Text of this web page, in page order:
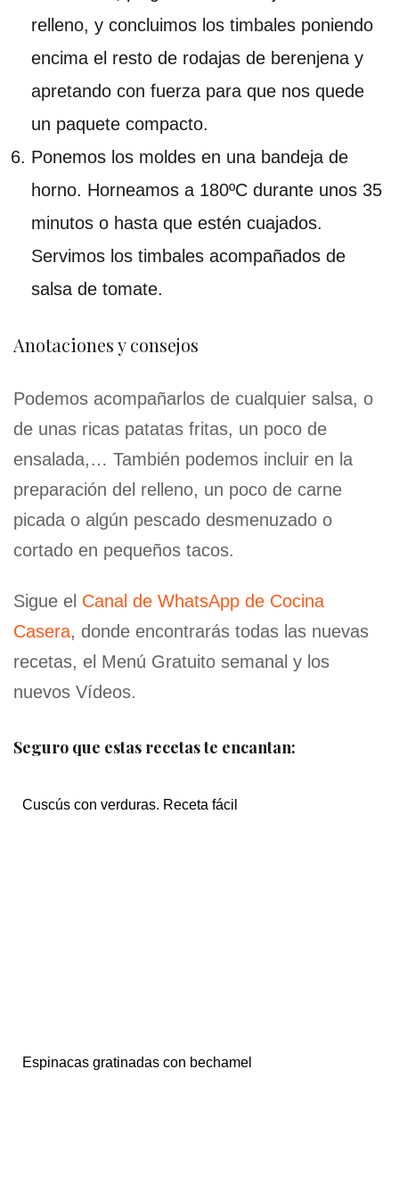
relleno, y concluimos los timbales poniendo
encima el resto de rodajas de berenjena y
apretando con fuerza para que nos quede
un paquete compacto.
Ponemos los moldes en una bandeja de
horno. Horneamos a 180ºC durante unos 35
minutos o hasta que estén cuajados.
Servimos los timbales acompañados de
salsa de tomate.
Anotaciones y consejos
Podemos acompañarlos de cualquier salsa, o
de unas ricas patatas fritas, un poco de
ensalada,… También podemos incluir en la
preparación del relleno, un poco de carne
picada o algún pescado desmenuzado o
cortado en pequeños tacos.
Sigue el Canal de WhatsApp de Cocina
Casera, donde encontrarás todas las nuevas
recetas, el Menú Gratuito semanal y los
nuevos Vídeos.
Seguro que estas recetas te encantan:
Cuscús con verduras. Receta fácil
Espinacas gratinadas con bechamel